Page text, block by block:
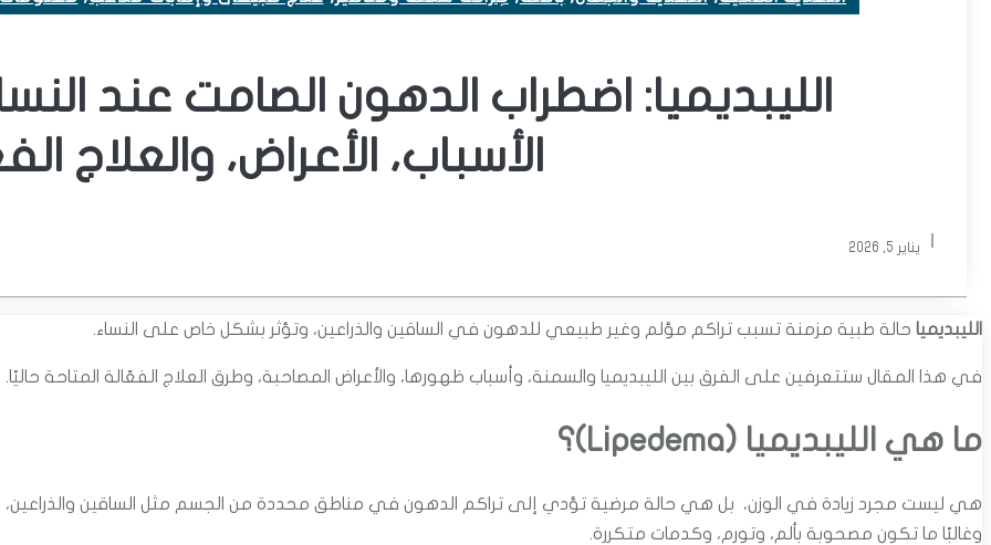
الليبديميا: اضطراب الدهون الصامت عند
الأسباب، الأعراض، والعلاج
يناير 5, 2026
الليبديميا حالة طبية مزمنة تسبب تراكم مؤلم وغير طبيعي للدهون في الساقين والذراعين، وتؤثر بشكل خاص على النساء.
في هذا المقال ستتعرفين على الفرق بين الليبديميا والسمنة، وأسباب ظهورها، والأعراض المصاحبة، وطرق العلاج الفعّالة المتاحة حاليًا.
ما هي الليبديميا (Lipedema)؟
هي ليست مجرد زيادة في الوزن، بل هي حالة مرضية تؤدي إلى تراكم الدهون في مناطق محددة من الجسم مثل الساقين والذراعين،
وغالبًا ما تكون مصحوبة بألم، وتورم، وكدمات متكررة.